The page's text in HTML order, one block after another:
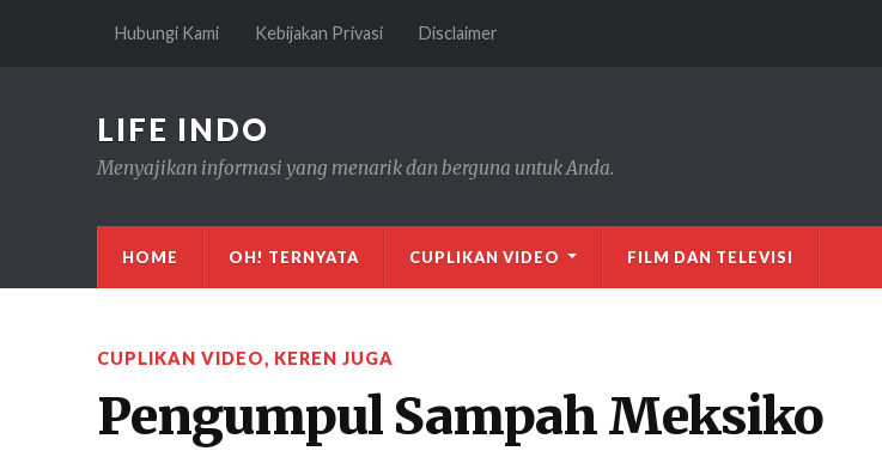
Hubungi Kami Kebijakan Privasi Disclaimer
LIFE INDO
Menyajikan informasi yang menarik dan berguna untuk Anda.
HOME OH! TERNYATA CUPLIKAN VIDEO FILM DAN TELEVISI
CUPLIKAN VIDEO, KEREN JUGA
Pengumpul Sampah Meksiko